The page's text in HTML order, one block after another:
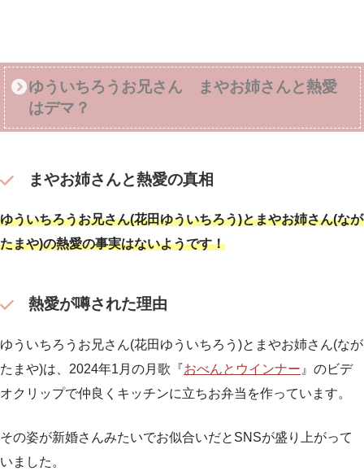
ゆういちろうお兄さん まやお姉さんと熱愛
はデマ？
まやお姉さんと熱愛の真相
ゆういちろうお兄さん(花田ゆういちろう)とまやお姉さん(なが
たまや)の熱愛の事実はないようです！
熱愛が噂された理由
ゆういちろうお兄さん(花田ゆういちろう)とまやお姉さん(なが
たまや)は、2024年1月の月歌『おべんとウインナー 』のビデ
オクリップで仲良くキッチンに立ちお弁当を作っています。
その姿が新婚さんみたいでお似合いだとSNSが盛り上がって
いました。